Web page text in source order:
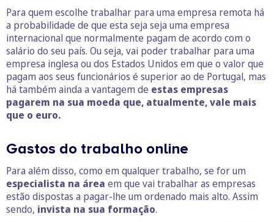
Para quem escolhe trabalhar para uma empresa remota há
a probabilidade de que esta seja seja uma empresa
internacional que normalmente pagam de acordo com o
salário do seu país. Ou seja, vai poder trabalhar para uma
empresa inglesa ou dos Estados Unidos em que o valor que
pagam aos seus funcionários é superior ao de Portugal, mas
há também ainda a vantagem de estas empresas
pagarem na sua moeda que, atualmente, vale mais
que o euro.
Gastos do trabalho online
Para além disso, como em qualquer trabalho, se for um
especialista na área em que vai trabalhar as empresas
estão dispostas a pagar-lhe um ordenado mais alto. Assim
sendo, invista na sua formação.